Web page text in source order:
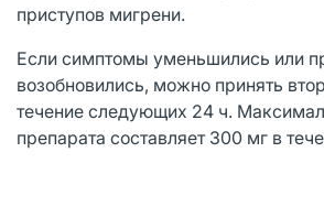
приступов мигрени.
Если симптомы уменьшились или
возобновились, можно принять
течение следующих 24 ч.
препарата составляет 300 мг в